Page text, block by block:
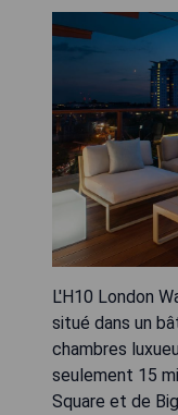
L'H10 London
situé dans un
chambres
seulement 15
Square et de